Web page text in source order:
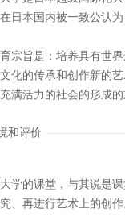
日本国内被一致公认
宗旨是：培养具有世
化的传承和创作新的
满活力的社会的形成
和评价
学的课堂，与其说是
、再进行艺术上的创